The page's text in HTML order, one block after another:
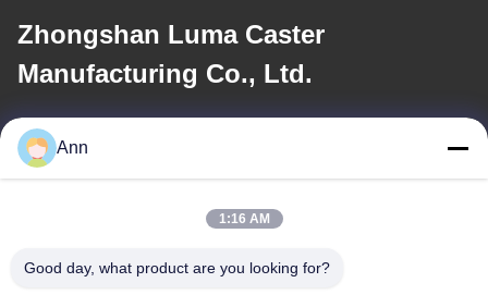
Zhongshan Luma Caster
Manufacturing Co., Ltd.
ईमेल
ann@industrialwheelcasters.com
हमारा पता
Ann
1:16 AM
Good day, what product are you looking for?